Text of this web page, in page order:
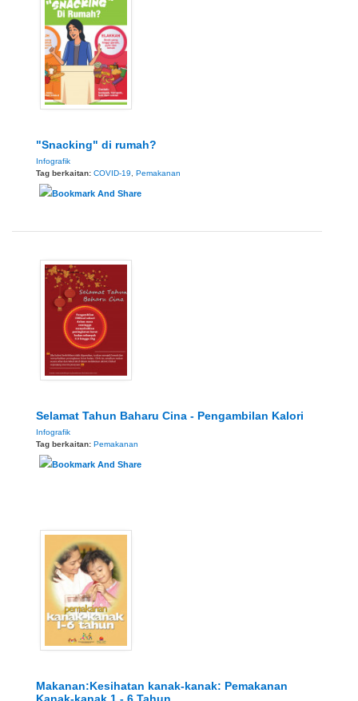
"Snacking" di rumah?
Infografik
Tag berkaitan: COVID-19 Pemakanan
Selamat Tahun Baharu Cina - Pengambilan Kalori
Infografik
Tag berkaitan: Pemakanan
Makanan:Kesihatan kanak-kanak: Pemakanan
Kanak-kanak 1 - 6 Tahun